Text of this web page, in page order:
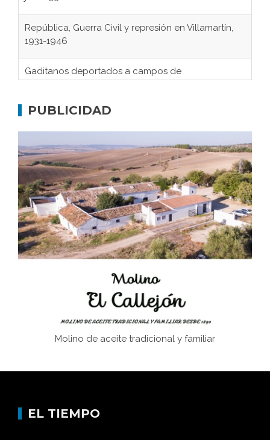
1931-1946
concentración nazis
Don Perafán de Ribera y sus fundaciones de
El Frente Popular. Ubrique, febrero-julio 1936
Juntar las letras. La alfabetización en el campo: del
afán de saber a la autogestión
Historia y vivencias del poblado de Los Hurones
Memoria inacabada